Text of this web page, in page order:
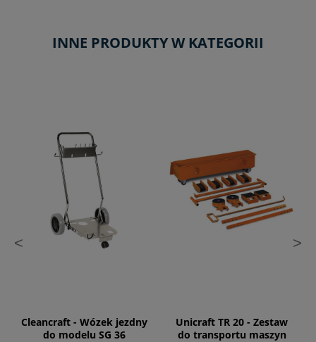
INNE PRODUKTY W KATEGORII
<
Cleancraft - Wózek jezdny
do modelu SG 36
Unicraft TR 20 - Zestaw
do transportu maszyn
>